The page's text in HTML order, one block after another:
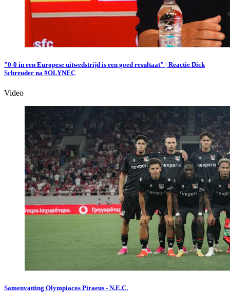
"0-0 in een Europese uitwedstrijd is een goed resultaat" | Reactie Dick
Schreuder na #OLYNEC
Video
Samenvatting Olympiacos Piraeus - N.E.C.